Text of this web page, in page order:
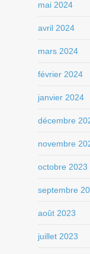
mai 2024
avril 2024
mars 2024
février 2024
janvier 2024
décembre
novembre
octobre 2023
septembre
août 2023
juillet 2023